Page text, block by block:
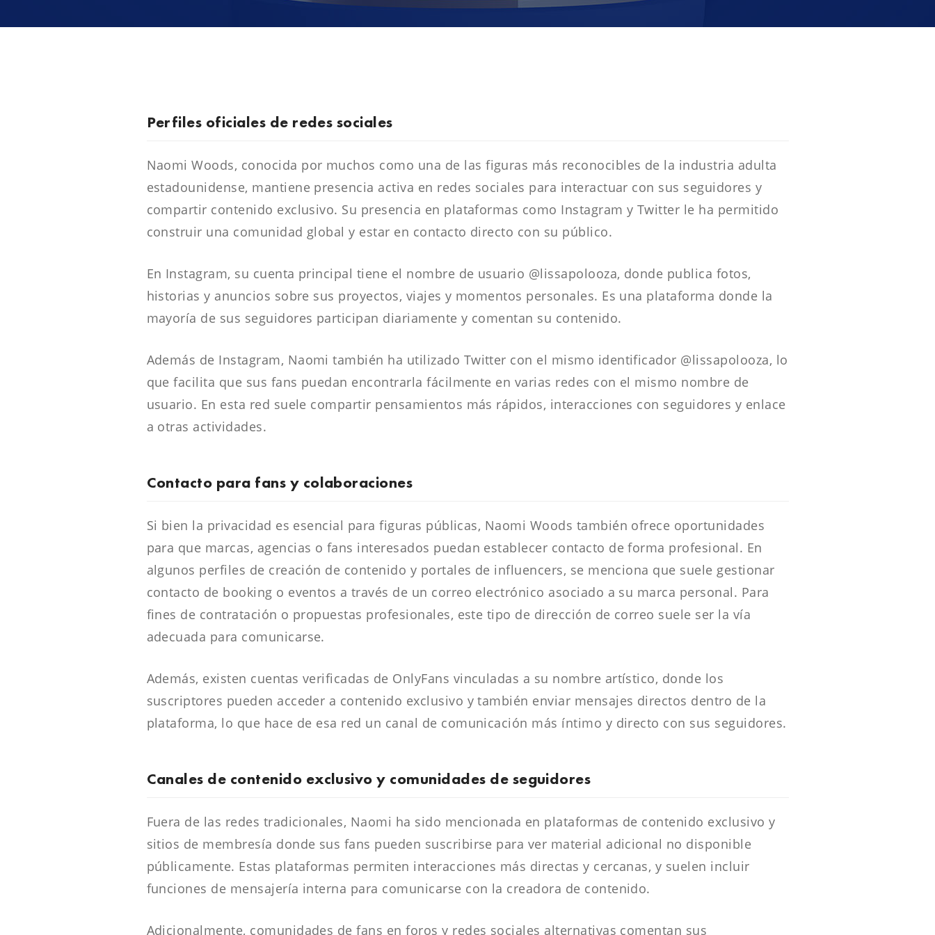
Perfiles oficiales de redes sociales
Naomi Woods, conocida por muchos como una de las figuras más reconocibles de la industria adulta
estadounidense, mantiene presencia activa en redes sociales para interactuar con sus seguidores y
compartir contenido exclusivo. Su presencia en plataformas como Instagram y Twitter le ha permitido
construir una comunidad global y estar en contacto directo con su público.
En Instagram, su cuenta principal tiene el nombre de usuario @lissapolooza, donde publica fotos,
historias y anuncios sobre sus proyectos, viajes y momentos personales. Es una plataforma donde la
mayoría de sus seguidores participan diariamente y comentan su contenido.
Además de Instagram, Naomi también ha utilizado Twitter con el mismo identificador @lissapolooza, lo
que facilita que sus fans puedan encontrarla fácilmente en varias redes con el mismo nombre de
usuario. En esta red suele compartir pensamientos más rápidos, interacciones con seguidores y enlace
a otras actividades.
Contacto para fans y colaboraciones
Si bien la privacidad es esencial para figuras públicas, Naomi Woods también ofrece oportunidades
para que marcas, agencias o fans interesados puedan establecer contacto de forma profesional. En
algunos perfiles de creación de contenido y portales de influencers, se menciona que suele gestionar
contacto de booking o eventos a través de un correo electrónico asociado a su marca personal. Para
fines de contratación o propuestas profesionales, este tipo de dirección de correo suele ser la vía
adecuada para comunicarse.
Además, existen cuentas verificadas de OnlyFans vinculadas a su nombre artístico, donde los
suscriptores pueden acceder a contenido exclusivo y también enviar mensajes directos dentro de la
plataforma, lo que hace de esa red un canal de comunicación más íntimo y directo con sus seguidores.
Canales de contenido exclusivo y comunidades de seguidores
Fuera de las redes tradicionales, Naomi ha sido mencionada en plataformas de contenido exclusivo y
sitios de membresía donde sus fans pueden suscribirse para ver material adicional no disponible
públicamente. Estas plataformas permiten interacciones más directas y cercanas, y suelen incluir
funciones de mensajería interna para comunicarse con la creadora de contenido.
Adicionalmente, comunidades de fans en foros y redes sociales alternativas comentan sus